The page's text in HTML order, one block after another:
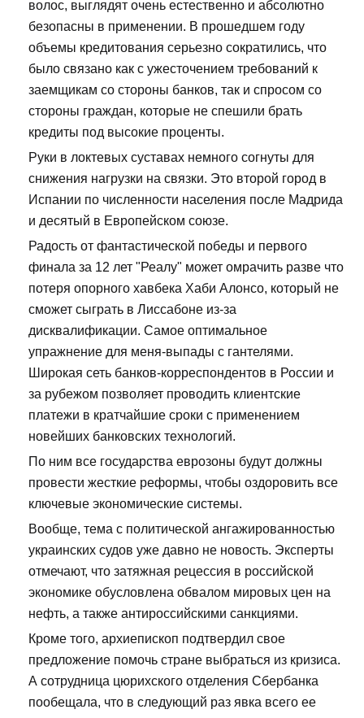
волос, выглядят очень естественно и абсолютно
безопасны в применении. В прошедшем году
объемы кредитования серьезно сократились, что
было связано как с ужесточением требований к
заемщикам со стороны банков, так и спросом со
стороны граждан, которые не спешили брать
кредиты под высокие проценты.
Руки в локтевых суставах немного согнуты для
снижения нагрузки на связки. Это второй город в
Испании по численности населения после Мадрида
и десятый в Европейском союзе.
Радость от фантастической победы и первого
финала за 12 лет "Реалу" может омрачить разве что
потеря опорного хавбека Хаби Алонсо, который не
сможет сыграть в Лиссабоне из-за
дисквалификации. Самое оптимальное
упражнение для меня-выпады с гантелями.
Широкая сеть банков-корреспондентов в России и
за рубежом позволяет проводить клиентские
платежи в кратчайшие сроки с применением
новейших банковских технологий.
По ним все государства еврозоны будут должны
провести жесткие реформы, чтобы оздоровить все
ключевые экономические системы.
Вообще, тема с политической ангажированностью
украинских судов уже давно не новость. Эксперты
отмечают, что затяжная рецессия в российской
экономике обусловлена обвалом мировых цен на
нефть, а также антироссийскими санкциями.
Кроме того, архиепископ подтвердил свое
предложение помочь стране выбраться из кризиса.
А сотрудница цюрихского отделения Сбербанка
пообещала, что в следующий раз явка всего ее